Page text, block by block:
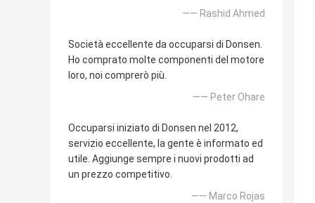
—— Rashid Ahmed
Società eccellente da occuparsi di Donsen.
Ho comprato molte componenti del motore
loro, noi comprerò più.
—— Peter Ohare
Occuparsi iniziato di Donsen nel 2012,
servizio eccellente, la gente è informato ed
utile. Aggiunge sempre i nuovi prodotti ad
un prezzo competitivo.
—— Marco Rojas